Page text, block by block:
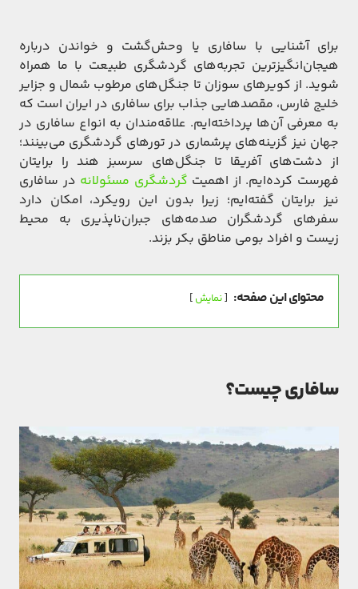
برای آشنایی با سافاری یا وحش‌گشت و خواندن درباره
هیجان‌انگیزترین تجربه‌های گردشگری طبیعت با ما همراه
شوید. از کویرهای سوزان تا جنگل‌های مرطوب شمال و جزایر
خلیج فارس، مقصدهایی جذاب برای سافاری در ایران است که
به معرفی آن‌ها پرداخته‌ایم. علاقه‌مندان به انواع سافاری در
جهان نیز گزینه‌های پرشماری در تورهای گردشگری می‌بینند؛
از دشت‌های آفریقا تا جنگل‌های سرسبز هند را برایتان
فهرست کرده‌ایم. از اهمیت گردشگری مسئولانه در سافاری
نیز برایتان گفته‌ایم؛ زیرا بدون این رویکرد، امکان دارد
سفرهای گردشگران صدمه‌های جبران‌ناپذیری به محیط
زیست و افراد بومی مناطق بکر بزند.
محتوای این صفحه: نمایش
سافاری چیست؟